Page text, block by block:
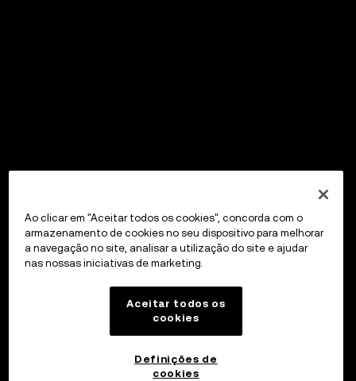
Ao clicar em "Aceitar todos os cookies", concorda com o
armazenamento de cookies no seu dispositivo para melhorar
a navegação no site, analisar a utilização do site e ajudar
nas nossas iniciativas de marketing.
Aceitar todos os
cookies
Definições de
cookies